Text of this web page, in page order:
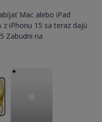
Mac alebo iPad
iPhonu 15 sa teraz dajú
Zabudni na